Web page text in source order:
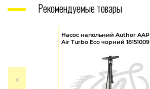
Рекомендуемые товары
Насос напольний Author AAP
Air Turbo Eco чорний 18151009